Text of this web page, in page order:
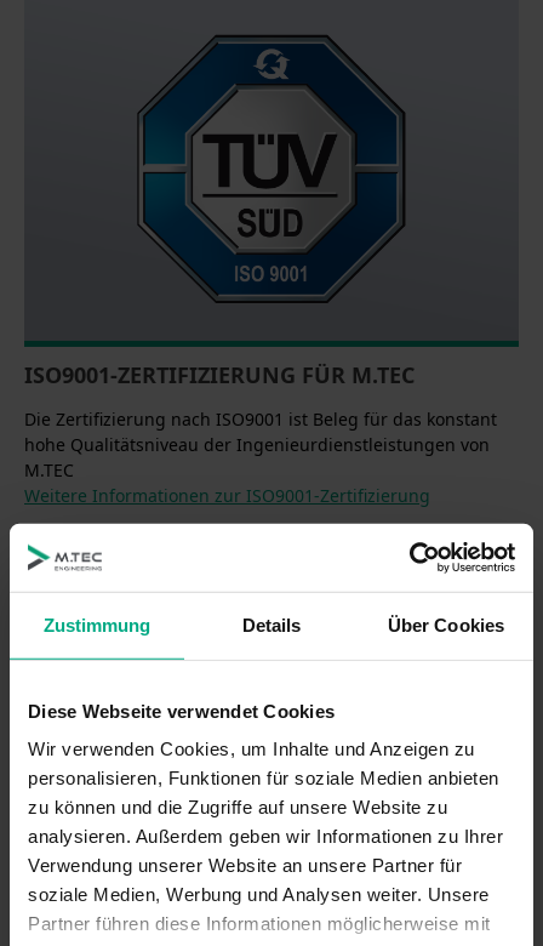
Zustimmung Details Über Cookies
Diese Webseite verwendet Cookies
Wir verwenden Cookies, um Inhalte und Anzeigen zu
personalisieren, Funktionen für soziale Medien anbieten
zu können und die Zugriffe auf unsere Website zu
analysieren. Außerdem geben wir Informationen zu Ihrer
Verwendung unserer Website an unsere Partner für
soziale Medien, Werbung und Analysen weiter. Unsere
Partner führen diese Informationen möglicherweise mit
ISO9001-ZERTIFIZIERUNG FÜR M.TEC
Die Zertifizierung nach ISO9001 ist Beleg für das konstant
hohe Qualitätsniveau der Ingenieurdienstleistungen von
M.TEC
Weitere Informationen zur ISO9001-Zertifizierung
von Andreas Büttgenbach , Experte für
M.TEC entwickelt elektromechanische
Komponenten für die E-Mobility für OEMs und
Zulieferer. Mit dem Werkstoff-Know-How und dem
Prozesswissen der Aachener Ingenieure und der
einzigartigen Entwicklungssystematik legt M.TEC
Bauteile und Komponenten aus, die robust,
innovativ und wirtschaftlich sind, wie
etwaBatteriegehäuse,Hochvoltstromschienen